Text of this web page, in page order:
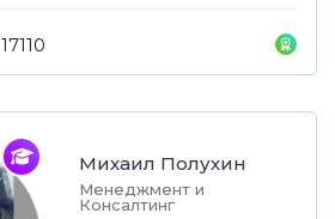
17110
Михаил Полухин
Менеджмент и
Консалтинг